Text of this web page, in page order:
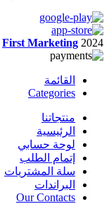
First Marketing 2024
القائمة
Categories
منتجاتنا
الرئيسية
لوحة حسابي
إتمام الطلب
سلة المشتريات
البراندات
Our Contacts